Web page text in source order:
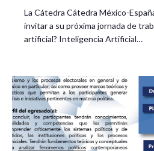
La Cátedra Cátedra México-
invitar a su próxima jornada de
artificial? Inteligencia Artificial…